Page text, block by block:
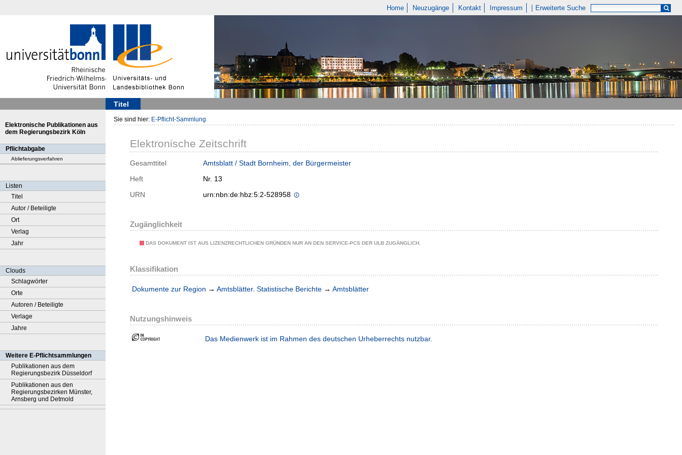
Home Neuzugänge Kontakt Impressum Erweiterte Suche
Titel
Elektronische Publikationen aus
dem Regierungsbezirk Köln
Pflichtabgabe
Ablieferungsverfahren
Listen
Titel
Autor / Beteiligte
Ort
Verlag
Jahr
Clouds
Schlagwörter
Orte
Autoren / Beteiligte
Verlage
Jahre
Weitere E-Pflichtsammlungen
Publikationen aus dem
Regierungsbezirk Düsseldorf
Publikationen aus den
Regierungsbezirken Münster,
Arnsberg und Detmold
Sie sind hier: E-Pflicht-Sammlung
Elektronische Zeitschrift
Gesamttitel
Amtsblatt / Stadt Bornheim, der Bürgermeister
Heft
Nr. 13
URN
urn:nbn:de:hbz:5:2-528958
Zugänglichkeit
DAS DOKUMENT IST AUS LIZENZRECHTLICHEN GRÜNDEN NUR AN DEN SERVICE-PCS DER ULB ZUGÄNGLICH.
Klassifikation
Dokumente zur Region → Amtsblätter. Statistische Berichte → Amtsblätter
Nutzungshinweis
Das Medienwerk ist im Rahmen des deutschen Urheberrechts nutzbar.